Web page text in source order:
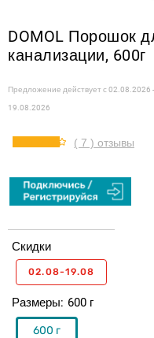
DOMOL Порошок
канализации, 600г
Предложение действует с02.08.2026 -
19.08.2026
( 7 ) отзывы
Размеры 600 г
600 г
Скидки
02.08-19.08